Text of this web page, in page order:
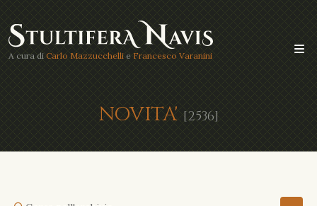
A cura di Carlo Mazzucchelli e Francesco Varanini
NOVITA' [2536]